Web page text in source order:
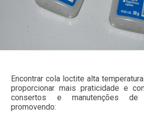
Encontrar cola loctite alta
proporcionar mais praticidade e
consertos e manutenções de
promovendo: